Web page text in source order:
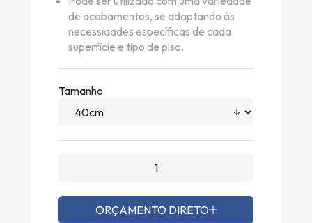
de acabamentos, se adaptando às
necessidades específicas de cada
superfície e tipo de piso.
Tamanho
ORÇAMENTO DIRETO